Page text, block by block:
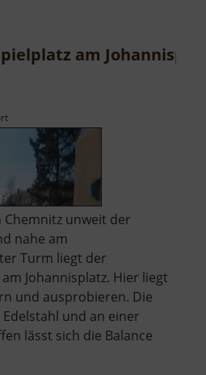
am
unweit der
nahe am
Turm liegt der
Johannisplatz. Hier liegt
und ausprobieren. Die
und an einer
lässt sich die Balance